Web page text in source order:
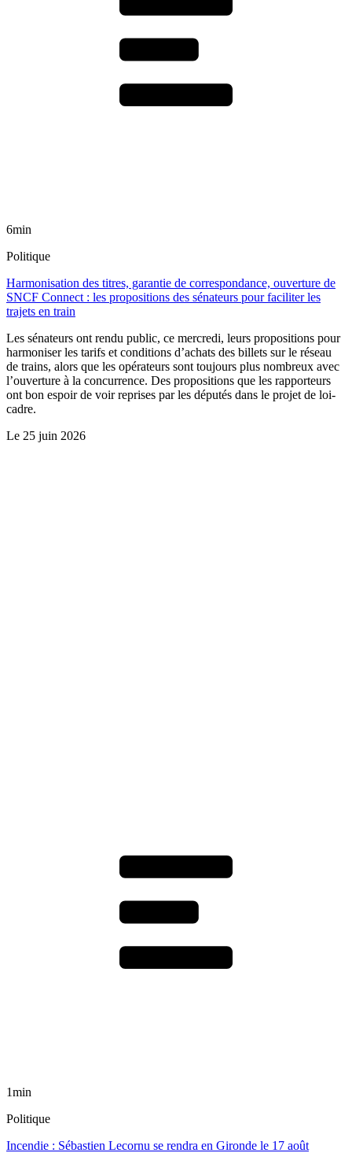
6min
Politique
Harmonisation des titres, garantie de correspondance, ouverture de
SNCF Connect : les propositions des sénateurs pour faciliter les
trajets en train
Les sénateurs ont rendu public, ce mercredi, leurs propositions pour
harmoniser les tarifs et conditions d’achats des billets sur le réseau
de trains, alors que les opérateurs sont toujours plus nombreux avec
l’ouverture à la concurrence. Des propositions que les rapporteurs
ont bon espoir de voir reprises par les députés dans le projet de loi-
cadre.
Le 25 juin 2026
1min
Politique
Incendie : Sébastien Lecornu se rendra en Gironde le 17 août